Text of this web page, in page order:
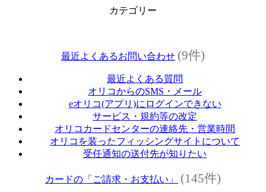
カテゴリー
最近よくあるお問い合わせ (9件)
最近よくある質問
オリコからのSMS・メール
eオリコ(アプリ)にログインできない
サービス・規約等の改定
オリコカードセンターの連絡先・営業時間
オリコを装ったフィッシングサイトについて
受任通知の送付先が知りたい
カードの「ご請求・お支払い」 (145件)